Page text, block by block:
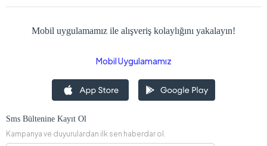
Mobil uygulamamız ile alışveriş kolaylığını yakalayın!
Mobil Uygulamamız
Sms Bültenine Kayıt Ol
Kampanya ve duyurulardan ilk sen haberdar ol.